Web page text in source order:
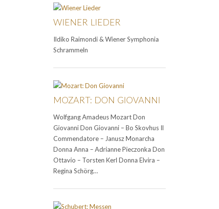
WIENER LIEDER
Ildiko Raimondi & Wiener Symphonia
Schrammeln
MOZART: DON GIOVANNI
Wolfgang Amadeus Mozart Don
Giovanni Don Giovanni – Bo Skovhus Il
Commendatore – Janusz Monarcha
Donna Anna – Adrianne Pieczonka Don
Ottavio – Torsten Kerl Donna Elvira –
Regina Schörg…